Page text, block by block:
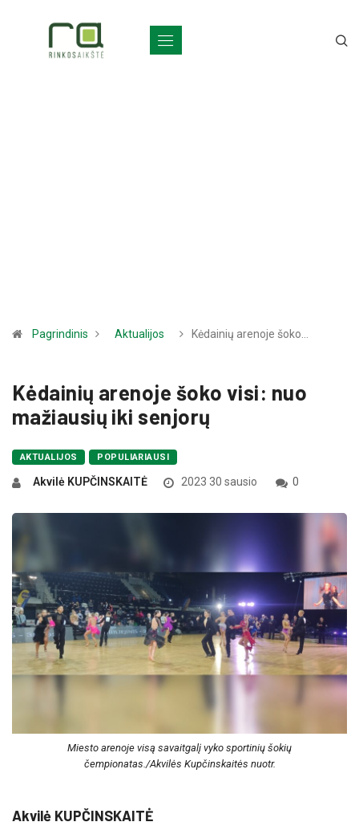
Pagrindinis Aktualijos Kėdainių arenoje šoko…
Kėdainių arenoje šoko visi: nuo
mažiausių iki senjorų
AKTUALIJOS POPULIARIAUSI
Akvilė KUPČINSKAITĖ 2023 30 sausio 0
Miesto arenoje visą savaitgalį vyko sportinių šokių
čempionatas./Akvilės Kupčinskaitės nuotr.
Akvilė KUPČINSKAITĖ